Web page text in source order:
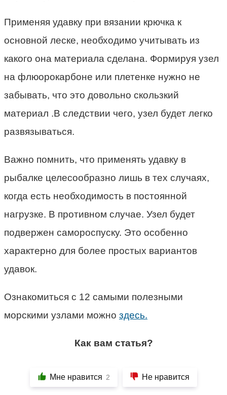
Применяя удавку при вязании крючка к
основной леске, необходимо учитывать из
какого она материала сделана. Формируя узел
на флюорокарбоне или плетенке нужно не
забывать, что это довольно скользкий
материал .В следствии чего, узел будет легко
развязываться.
Важно помнить, что применять удавку в
рыбалке целесообразно лишь в тех случаях,
когда есть необходимость в постоянной
нагрузке. В противном случае. Узел будет
подвержен самороспуску. Это особенно
характерно для более простых вариантов
удавок.
Ознакомиться с 12 самыми полезными
морскими узлами можно здесь.
Как вам статья?
Мне нравится 2 Не нравится